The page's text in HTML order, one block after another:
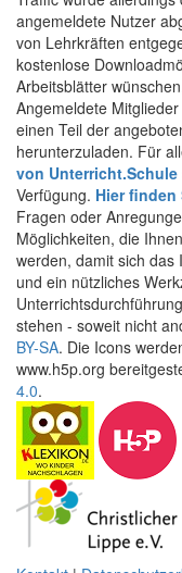
angemeldete Nutzer
von Lehrkräften
kostenlose
Arbeitsblätter
Angemeldete
einen Teil der
herunterzuladen. Für
von Unterricht.Schule
Verfügung. Hier finden
Fragen oder
Möglichkeiten, die
werden, damit sich das
und ein nützliches
stehen - soweit nicht
BY-SA. Die Icons
www.h5p.org
4.0.